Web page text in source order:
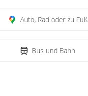
Auto, Rad oder zu Fuß
Bus und Bahn